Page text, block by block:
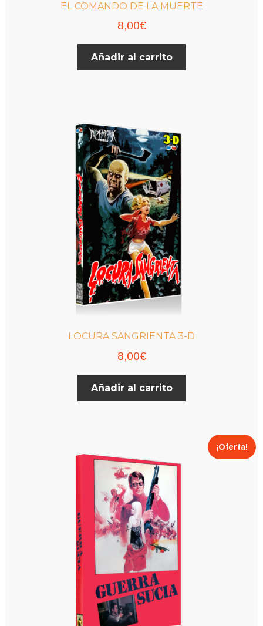
EL COMANDO DE LA MUERTE
8,00€
Añadir al carrito
LOCURA SANGRIENTA 3-D
8,00€
Añadir al carrito
¡Oferta!